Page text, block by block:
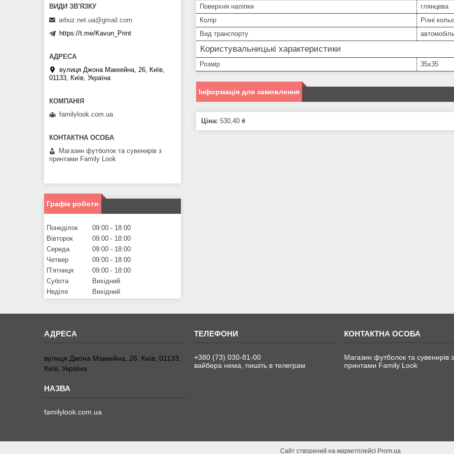
Поверхня наліпки
глянцева
Колір
Різні
Вид транспорту
Користувальницькі характеристики
Розмір 35х35
Інформація для замовлення
Ціна: 530,40 ₴
arbuz.net.ua@gmail.com
https://t.me/Kavun_Print
вулиця Джона Маккейна, 26, Київ,
01133, Київ, Україна
familylook.com.ua
Магазин футболок та сувенирів з
принтами Family Look
Графік роботи
Понеділок 09:00
18:00
Вівторок
09:00
18:00
Середа
09:00
18:00
Четвер
09:00
18:00
Пʼятниця
09:00
18:00
Субота
Вихідний
Неділя
Вихідний
вулиця Джона Маккейна, 26, Київ, 01133,
Київ, Україна
familylook.com.ua
+380 (73) 030-81-00
вайбера нема, пишіть в телеграм
Магазин футболок та сувенирів з
принтами Family Look
Сайт створений на маркетплейсі Prom.ua